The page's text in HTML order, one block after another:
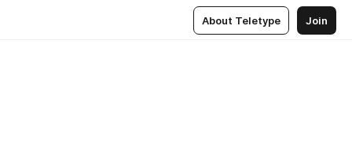
About Teletype Join